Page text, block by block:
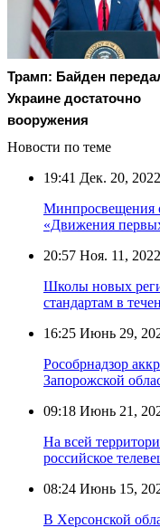
Трамп: Байден
Украине достаточно
вооружения
Новости по теме
19:41 Дек. 20, 2022
Минпросвещения
«Движения
20:57 Ноя. 11, 2022
Школы новых
стандартам в
16:25 Июнь 29,
Рособрнадзор
Запорожской
09:18 Июнь 21,
На всей
российское
08:24 Июнь 15,
В Херсонской